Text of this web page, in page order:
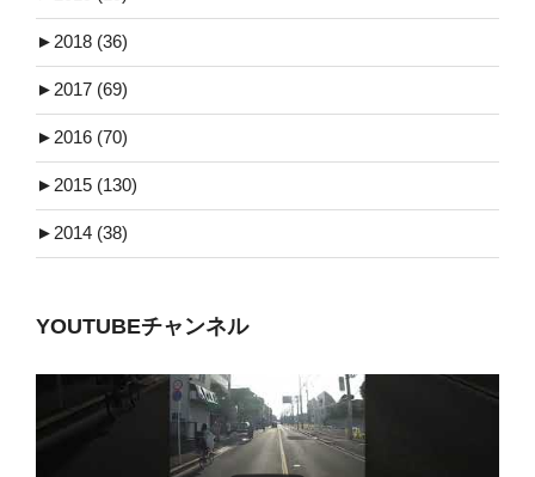
► 2018 (36)
► 2017 (69)
► 2016 (70)
► 2015 (130)
► 2014 (38)
YOUTUBEチャンネル